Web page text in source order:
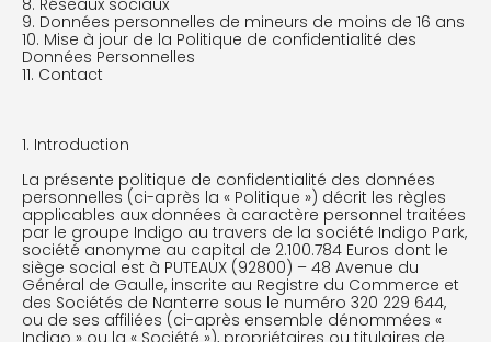
8. Réseaux sociaux
9. Données personnelles de mineurs de moins de 16 ans
10. Mise à jour de la Politique de confidentialité des
Données Personnelles
11. Contact
1. Introduction
La présente politique de confidentialité des données
personnelles (ci-après la « Politique ») décrit les règles
applicables aux données à caractère personnel traitées
par le groupe Indigo au travers de la société Indigo Park,
société anonyme au capital de 2.100.784 Euros dont le
siège social est à PUTEAUX (92800) – 48 Avenue du
Général de Gaulle, inscrite au Registre du Commerce et
des Sociétés de Nanterre sous le numéro 320 229 644,
ou de ses affiliées (ci-après ensemble dénommées «
Indigo » ou la « Société »), propriétaires ou titulaires de